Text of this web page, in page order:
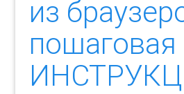
из
пошаговая